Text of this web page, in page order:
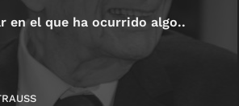
en el que ha ocurrido algo..